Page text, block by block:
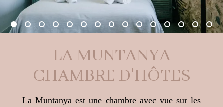
LA MUNTANYA
CHAMBRE D'HÔTES
La Muntanya est une chambre avec vue sur les